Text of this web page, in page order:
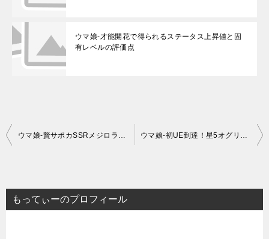
ウマ娘-才能開花で得られるステータス上昇値と固
有レベルの評価点
投
ビ
ゲ
ウマ娘-賢サポカSSRメジロラモーヌの固有ボーナス発動タイミング ウマ娘-初UE到達！星5オグリキャップは偉大
もってぃーのプロフィール